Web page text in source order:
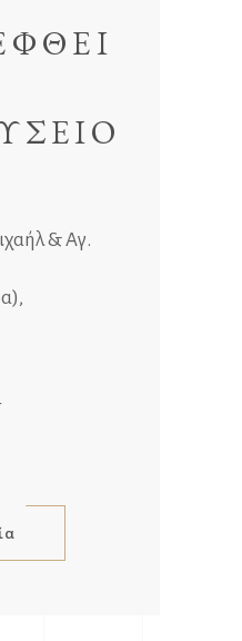
& Αγ.